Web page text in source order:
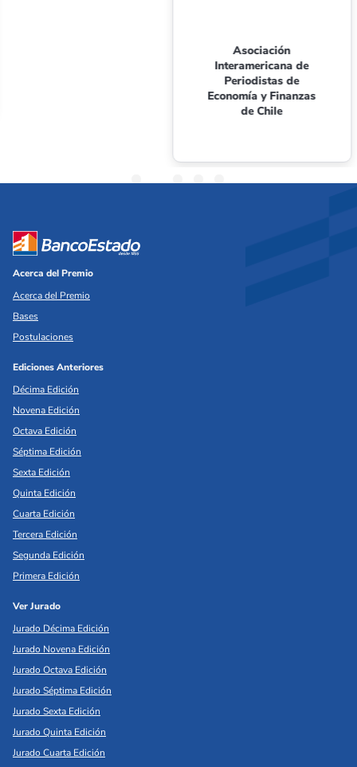
Interamericana de
Economía y Finanzas
Acerca del Premio
Acerca del Premio
Bases
Postulaciones
Ediciones Anteriores
Décima Edición
Novena Edición
Octava Edición
Séptima Edición
Sexta Edición
Quinta Edición
Cuarta Edición
Tercera Edición
Segunda Edición
Primera Edición
Ver Jurado
Jurado Décima Edición
Jurado Novena Edición
Jurado Octava Edición
Jurado Séptima Edición
Jurado Sexta Edición
Jurado Quinta Edición
Jurado Cuarta Edición